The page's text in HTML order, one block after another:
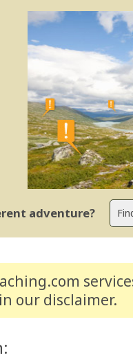
adventure?
in our disclaimer.